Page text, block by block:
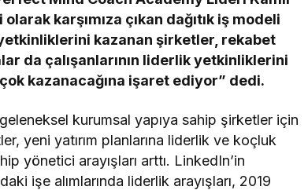
karşımıza çıkan dağıtık iş modeli
kazanan şirketler, rekabet
da çalışanlarının liderlik yetkinliklerini
kazanacağına işaret ediyor” dedi.
kurumsal yapıya sahip şirketler için
yeni yatırım planlarına liderlik ve koçluk
yönetici arayışları arttı. LinkedIn’in
işe alımlarında liderlik arayışları, 2019